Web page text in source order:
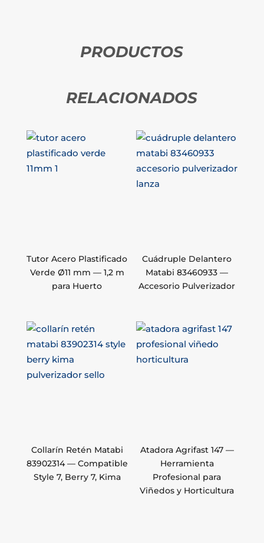
PRODUCTOS
RELACIONADOS
Tutor Acero Plastificado
Verde Ø11 mm — 1,2 m
para Huerto
Cuádruple Delantero
Matabi 83460933 —
Accesorio Pulverizador
Collarín Retén Matabi
83902314 — Compatible
Style 7, Berry 7, Kima
Atadora Agrifast 147 —
Herramienta
Profesional para
Viñedos y Horticultura